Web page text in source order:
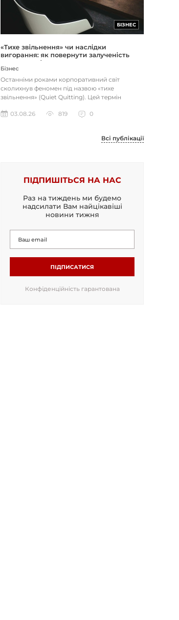
БІЗНЕС
«Тихе звільнення» чи наслідки
вигорання: як повернути залученість
через сенс і мету
Бізнес
Останніми роками корпоративний світ
сколихнув феномен під назвою «тихе
звільнення» (Quiet Quitting). Цей термін
03.08.26
819 0
Всі публікації
ПІДПИШІТЬСЯ НА НАС
Раз на тиждень ми будемо
надсилати Вам найцікавіші
новини тижня
ПІДПИСАТИСЯ
Конфіденційність гарантована